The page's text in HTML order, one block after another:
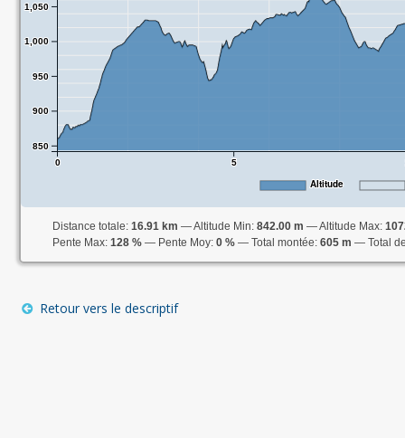
0 5
850
900
950
1,000
1,050
Altitude
Distance totale: 16.91 km Altitude Min: 842.00 m Altitude Max:
Pente Max: 128 % Pente Moy: 0 % Total montée: 605 m Total
Retour vers le descriptif